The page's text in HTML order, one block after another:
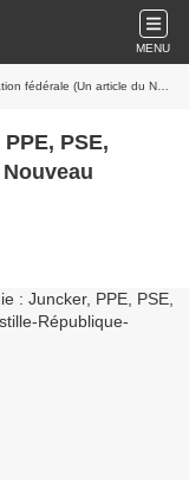
MENU
Nouveau "Bastille-République-Nations")
PSE,